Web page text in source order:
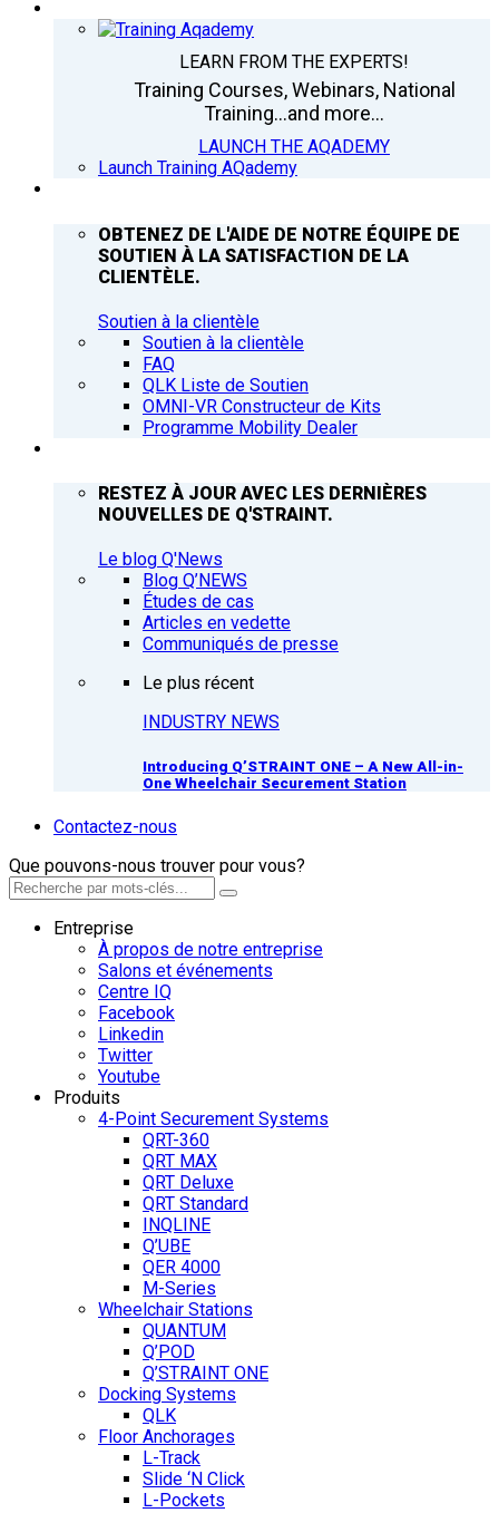
LEARN FROM THE EXPERTS!
Training Courses, Webinars, National
Training...and more...
LAUNCH THE AQADEMY
Launch Training AQademy
OBTENEZ DE L'AIDE DE NOTRE ÉQUIPE DE
SOUTIEN À LA SATISFACTION DE LA
CLIENTÈLE.
Soutien à la clientèle
Soutien à la clientèle
FAQ
QLK Liste de Soutien
OMNI-VR Constructeur de Kits
Programme Mobility Dealer
RESTEZ À JOUR AVEC LES DERNIÈRES
NOUVELLES DE Q'STRAINT.
Le blog Q'News
Blog Q’NEWS
Études de cas
Articles en vedette
Communiqués de presse
Le plus récent
INDUSTRY NEWS
Introducing Q’STRAINT ONE – A New All-in-
One Wheelchair Securement Station
Contactez-nous
Que pouvons-nous trouver pour vous?
Entreprise
À propos de notre entreprise
Salons et événements
Centre IQ
Facebook
Linkedin
Twitter
Youtube
Produits
4-Point Securement Systems
QRT-360
QRT MAX
QRT Deluxe
QRT Standard
INQLINE
Q’UBE
QER 4000
M-Series
Wheelchair Stations
QUANTUM
Q’POD
Q’STRAINT ONE
Docking Systems
QLK
Floor Anchorages
L-Track
Slide ‘N Click
L-Pockets